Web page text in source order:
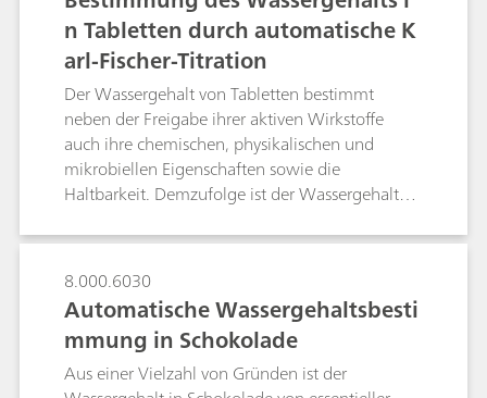
n Tabletten durch automatische K
arl-Fischer-Titration
Der Wassergehalt von Tabletten bestimmt
neben der Freigabe ihrer aktiven Wirkstoffe
auch ihre chemischen, physikalischen und
mikrobiellen Eigenschaften sowie die
Haltbarkeit. Demzufolge ist der Wassergehalt
deshalb exakt bestimmt werden. Dieses
Dokument beschreibt die direkte Bestimmung
des Wassergehalts mit Hilfe der automatischen
volumetrischen Karl-Fischer-Titration (KFT).
Mühsame Probenvorbereitungsschritte werden
durch einen Hochfrequenz-Homogenisierer, der
8.000.6030
Automatische Wassergehaltsbesti
mmung in Schokolade
Aus einer Vielzahl von Gründen ist der